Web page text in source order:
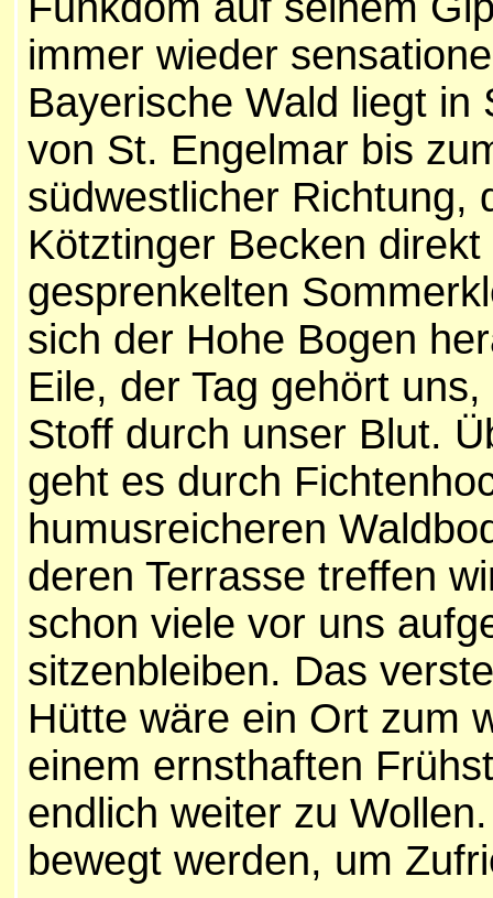
immer wieder
Bayerische Wald liegt in
von St. Engelmar bis
südwestlicher Richtung,
Kötztinger Becken
gesprenkelten
sich der Hohe Bogen
Eile, der Tag gehört
Stoff durch unser Blut.
geht es durch
humusreicheren
deren Terrasse treffen
schon viele vor uns
sitzenbleiben. Das
Hütte wäre ein Ort zum
einem ernsthaften
endlich weiter zu
bewegt werden, um